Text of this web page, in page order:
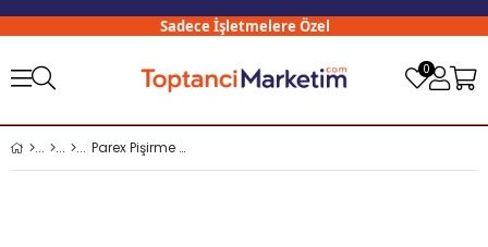
Sadece İşletmelere Özel
0
Parex Pişirme Kağıdı Kesilmiş 16 lı 42x37 Cm